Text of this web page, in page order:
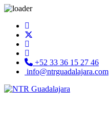
+52 33 36 15 27 46
info@ntrguadalajara.com